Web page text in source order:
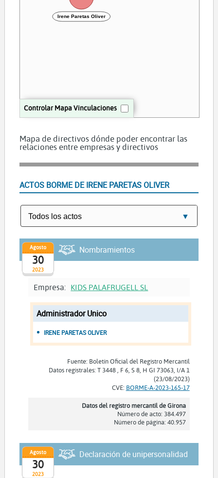
Controlar Mapa Vinculaciones
Irene Paretas Oliver
Mapa de directivos dónde poder encontrar las
relaciones entre empresas y directivos
ACTOS BORME DE IRENE PARETAS OLIVER
2023
Agosto
30
Nombramientos
Empresa: KIDS PALAFRUGELL SL
Administrador Unico
IRENE PARETAS OLIVER
Fuente: Boletín Oficial del Registro Mercantil
Datos registrales: T 3448 , F 6, S 8, H GI 73063, I/A 1
(23/08/2023)
CVE: BORME-A-2023-165-17
Datos del registro mercantil de Girona
Número de acto: 384.497
Número de página: 40.957
2023
Agosto
30
Declaración de unipersonalidad